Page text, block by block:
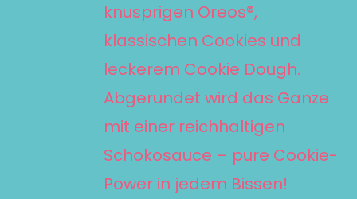
OPTIONEN
KÖNNEN
PRODUKTSEITE
WERDEN
knusprigen Oreos®,
klassischen Cookies und
leckerem Cookie Dough.
Abgerundet wird das Ganze
mit einer reichhaltigen
Schokosauce – pure Cookie-
Power in jedem Bissen!